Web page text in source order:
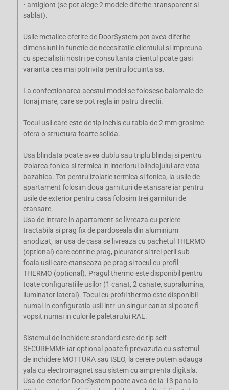
• antiglont (se pot alege 2 modele diferite: transparent si
sablat).
Usile metalice oferite de DoorSystem pot avea diferite
dimensiuni in functie de necesitatile clientului si impreuna
cu specialistii nostri pe consultanta clientul poate gasi
varianta cea mai potrivita pentru locuinta sa.
La confectionarea acestui model se folosesc balamale de
tonaj mare, care se pot regla in patru directii.
Tocul usii care este de tip inchis cu tabla de 2 mm grosime
ofera o structura foarte solida.
Usa blindata poate avea dublu sau triplu blindaj si pentru
izolarea fonica si termica in interiorul blindajului are vata
bazaltica. Tot pentru izolatie termica si fonica, la usile de
apartament folosim doua garnituri de etansare iar pentru
usile de exterior pentru casa folosim trei garnituri de
etansare.
Usa de intrare in apartament se livreaza cu periere
tractabila si prag fix de pardoseala din aluminium
anodizat, iar usa de casa se livreaza cu pachetul THERMO
(optional) care contine prag, picurator si trei perii sub
foaia usii care etanseaza pe prag si tocul cu profil
THERMO (optional). Pragul thermo este disponibil pentru
toate configuratiile usilor (1 canat, 2 canate, supralumina,
iluminator lateral). Tocul cu profil thermo este disponibil
numai in configuratia usii intr-un singur canat si poate fi
vopsit numai in culorile paletarului RAL.
Sistemul de inchidere standard este de tip seif
SECUREMME iar optional poate fi prevazuta cu sistemul
de inchidere MOTTURA sau ISEO, la cerere putem adauga
yala cu electromagnet sau sistem cu amprenta digitala.
Usa de exterior DoorSystem poate avea de la 13 pana la